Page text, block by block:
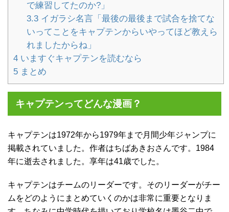
で練習してたのか?」
3.3イガラシ名言「最後の最後まで試合を捨てな
いってことをキャプテンからいやってほど教えら
れましたからね」
4 いますぐキャプテンを読むなら
5 まとめ
キャプテンってどんな漫画？
キャプテンは1972年から1979年まで月間少年ジャンプに
掲載されていました。作者はちばあきおさんです。1984
年に逝去されました。享年は41歳でした。
キャプテンはチームのリーダーです。そのリーダーがチー
ムをどのようにまとめていくのかは非常に重要となりま